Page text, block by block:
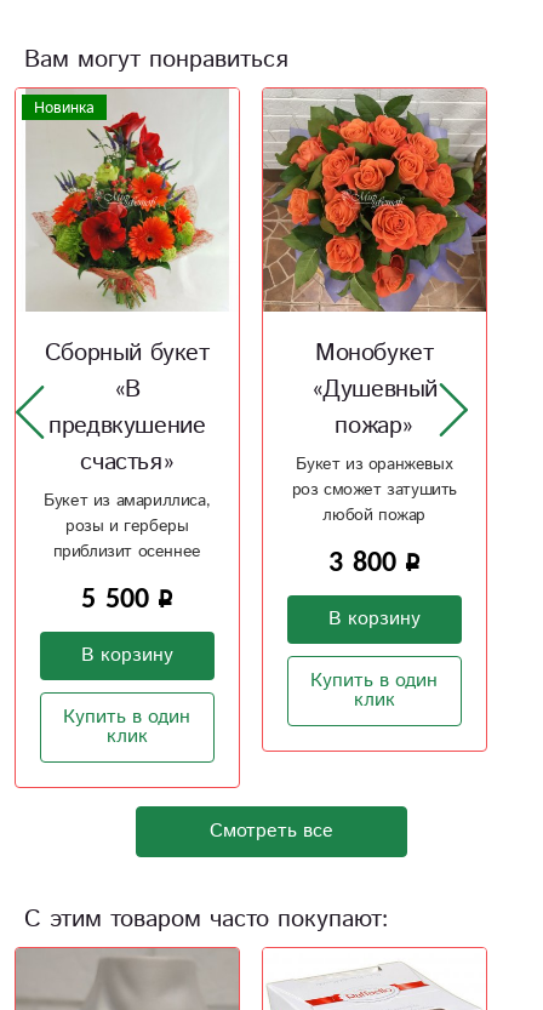
Вам могут понравиться
Монобукет
«Душевный
пожар»
Букет из оранжевых
роз сможет затушить
любой пожар
3 800
Купить в один
клик
Сборный букет
«Долгожданное
признание»
Великолепный букет
из лилии, розы,
герберы все скажет
6 700
В корзину
Купить в один
клик
Смотреть все
С этим товаром часто покупают: